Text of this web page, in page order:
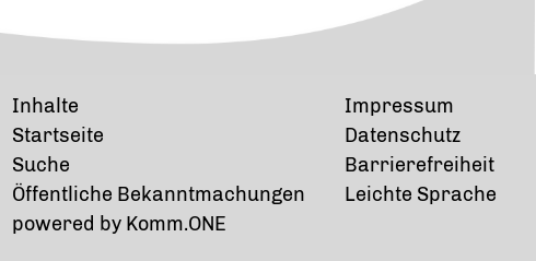
Inhalte
Startseite
Suche
Öffentliche Bekanntmachungen
powered by Komm.ONE
Impressum
Datenschutz
Barrierefreiheit
Leichte Sprache